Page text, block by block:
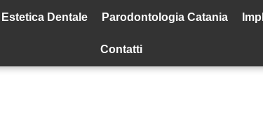
Estetica Dentale Parodontologia Catania
Contatti